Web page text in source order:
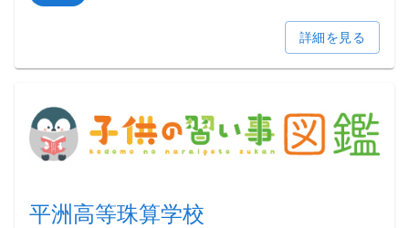
詳細を見る
平洲高等珠算学校